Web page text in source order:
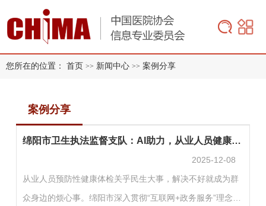
您所在的位置： 首页 >> 新闻中心 >> 案例分享
案例分享
绵阳市卫生执法监督支队：AI助力，从业人员健康体检只跑一趟
2025-12-08
从业人员预防性健康体检关乎民生大事，解决不好就成为群
众身边的烦心事。绵阳市深入贯彻“互联网+政务服务”理念，